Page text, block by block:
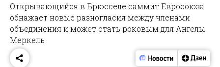
Открывающийся в Брюсселе саммит Евросоюза
обнажает новые разногласия между членами
объединения и может стать роковым для Ангелы
Меркель